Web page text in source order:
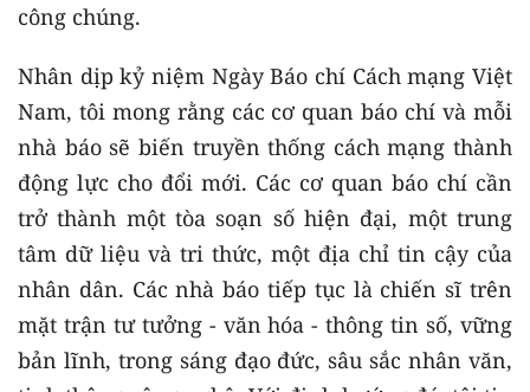
công chúng.
Nhân dịp kỷ niệm Ngày Báo chí Cách mạng Việt
Nam, tôi mong rằng các cơ quan báo chí và mỗi
nhà báo sẽ biến truyền thống cách mạng thành
động lực cho đổi mới. Các cơ quan báo chí cần
trở thành một tòa soạn số hiện đại, một trung
tâm dữ liệu và tri thức, một địa chỉ tin cậy của
nhân dân. Các nhà báo tiếp tục là chiến sĩ trên
mặt trận tư tưởng - văn hóa - thông tin số, vững
bản lĩnh, trong sáng đạo đức, sâu sắc nhân văn,